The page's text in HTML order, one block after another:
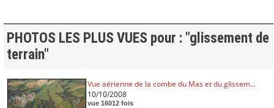
PHOTOS LES PLUS VUES pour : "glissement de
terrain"
Vue aérienne de la combe du Mas et du glissem...
10/10/2008
vue 16012 fois